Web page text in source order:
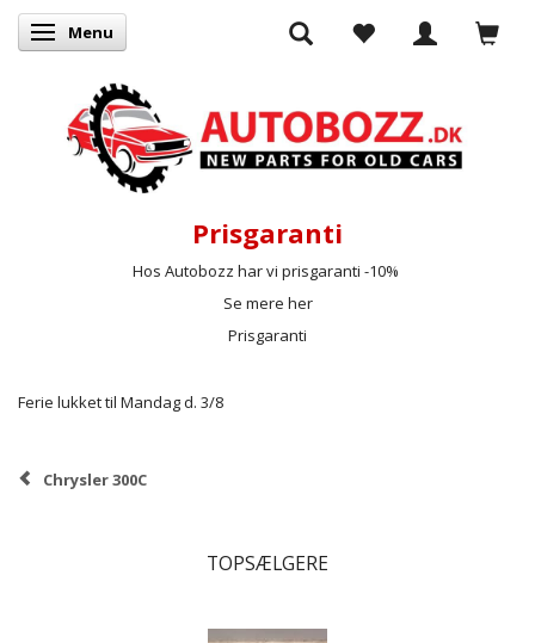
Skifte navigation
Menu
Prisgaranti
Hos Autobozz har vi prisgaranti -10%
Se mere her
Prisgaranti
Ferie lukket til Mandag d. 3/8
Chrysler 300C
TOPSÆLGERE